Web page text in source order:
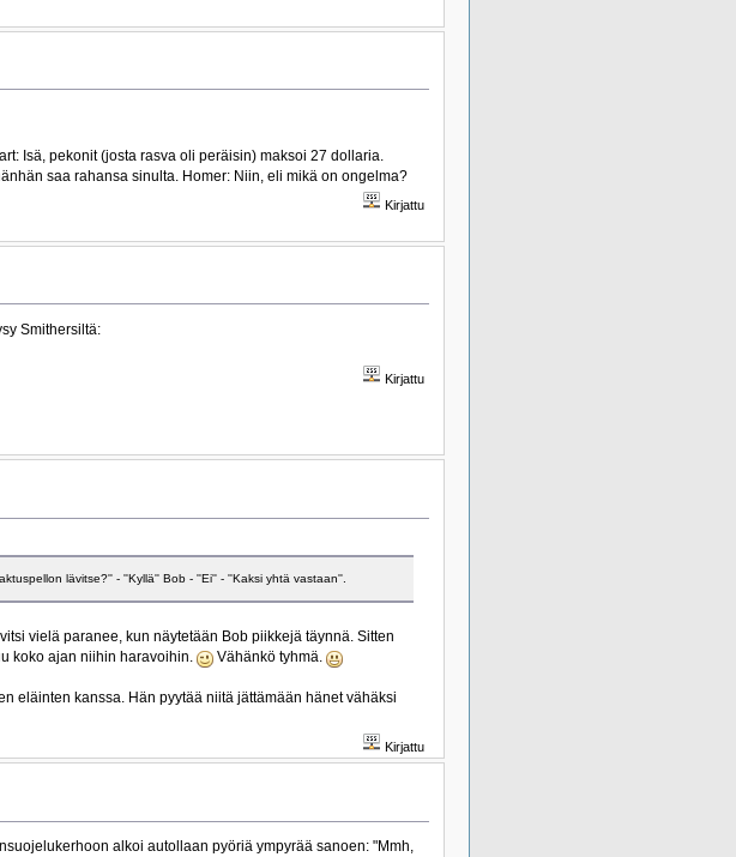
Isä, pekonit (josta rasva oli peräisin) maksoi 27 dollaria.
saa rahansa sinulta. Homer: Niin, eli mikä on ongelma?
Kirjattu
Smithersiltä:
Kirjattu
lävitse?'' - ''Kyllä'' Bob - ''Ei'' - ''Kaksi yhtä vastaan''.
vielä paranee, kun näytetään Bob piikkejä täynnä. Sitten
koko ajan niihin haravoihin.
Vähänkö tyhmä.
eläinten kanssa. Hän pyytää niitä jättämään hänet vähäksi
Kirjattu
alkoi autollaan pyöriä ympyrää sanoen: "Mmh,